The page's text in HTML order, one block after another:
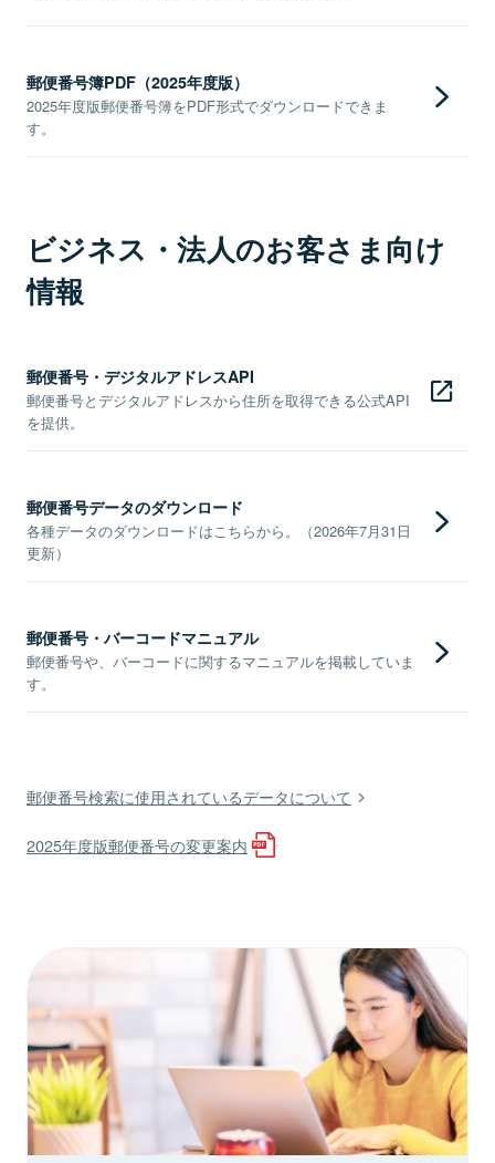
郵便番号簿PDF（2025年度版）
2025年度版郵便番号簿をPDF形式でダウンロードできま
す。
ビジネス・法人のお客さま向け
情報
郵便番号・デジタルアドレスAPI
郵便番号とデジタルアドレスから住所を取得できる公式API
を提供。
郵便番号データのダウンロード
各種データのダウンロードはこちらから。（2026年7月31日
更新）
郵便番号・バーコードマニュアル
郵便番号や、バーコードに関するマニュアルを掲載していま
す。
郵便番号検索に使用されているデータについて
2025年度版郵便番号の変更案内